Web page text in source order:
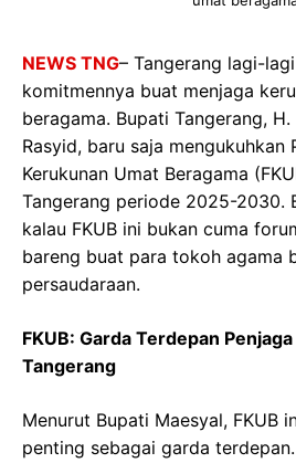
NEWS TNG– Tangerang lagi-
komitmennya buat menjaga
beragama. Bupati Tangerang,
Rasyid, baru saja mengukuhkan
Kerukunan Umat Beragama
Tangerang periode 2025-2030.
kalau FKUB ini bukan cuma
bareng buat para tokoh agama
persaudaraan.
FKUB: Garda Terdepan
Tangerang
Menurut Bupati Maesyal, FKUB
penting sebagai garda